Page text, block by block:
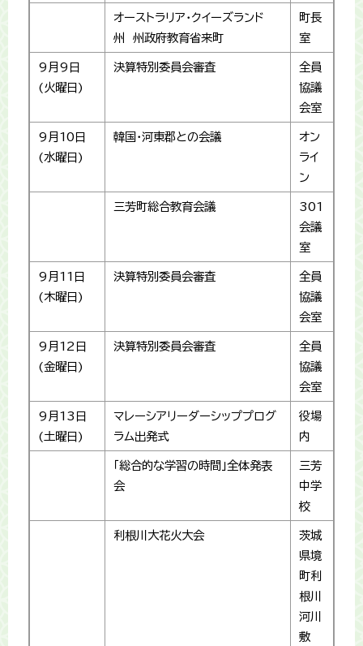
オーストラリア・クイーズランド
州 州政府教育省来町
町長
室
9月9日
(火曜日)
決算特別委員会審査
全員
協議
会室
9月10日
(水曜日)
韓国・河東郡との会議
オン
ライ
ン
三芳町総合教育会議
301
会議
室
9月11日
(木曜日)
決算特別委員会審査
全員
協議
会室
9月12日
(金曜日)
決算特別委員会審査
全員
協議
会室
9月13日
(土曜日)
マレーシアリーダーシッププログ
ラム出発式
役場
内
「総合的な学習の時間」全体発表
会
三芳
中学
校
利根川大花火大会
茨城
県境
町利
根川
河川
敷